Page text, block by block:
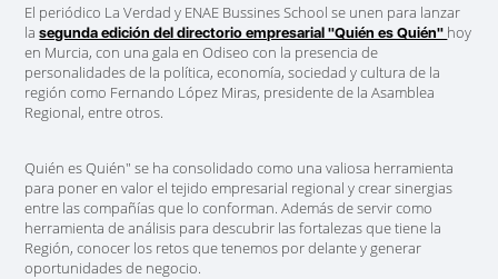
El periódico La Verdad y ENAE Bussines School se unen para lanzar
lasegunda edición del directorio empresarial "Quién es Quién" hoy
en Murcia, con una gala en Odiseo con la presencia de
personalidades de la política, economía, sociedad y cultura de la
región como Fernando López Miras, presidente de la Asamblea
Regional, entre otros.
Quién es Quién" se ha consolidado como una valiosa herramienta
para poner en valor el tejido empresarial regional y crear sinergias
entre las compañíasque lo conforman. Además de servir como
herramienta de análisis para descubrir las fortalezas que tiene la
Región, conocer los retos que tenemos por delante y generar
oportunidades de negocio.